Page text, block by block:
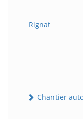
Rignat
Chantier